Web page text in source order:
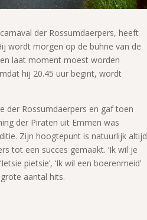
der Rossumdaerpers, heeft
wordt morgen op de bühne van de
laat moment moest worden
hij 20.45 uur begint, wordt
der Rossumdaerpers en gaf toen
der Piraten uit Emmen was
Zijn hoogtepunt is natuurlijk altijd
tot een succes gemaakt. ‘Ik wil je
pietsie’, ‘Ik wil een boerenmeid’
aantal hits.